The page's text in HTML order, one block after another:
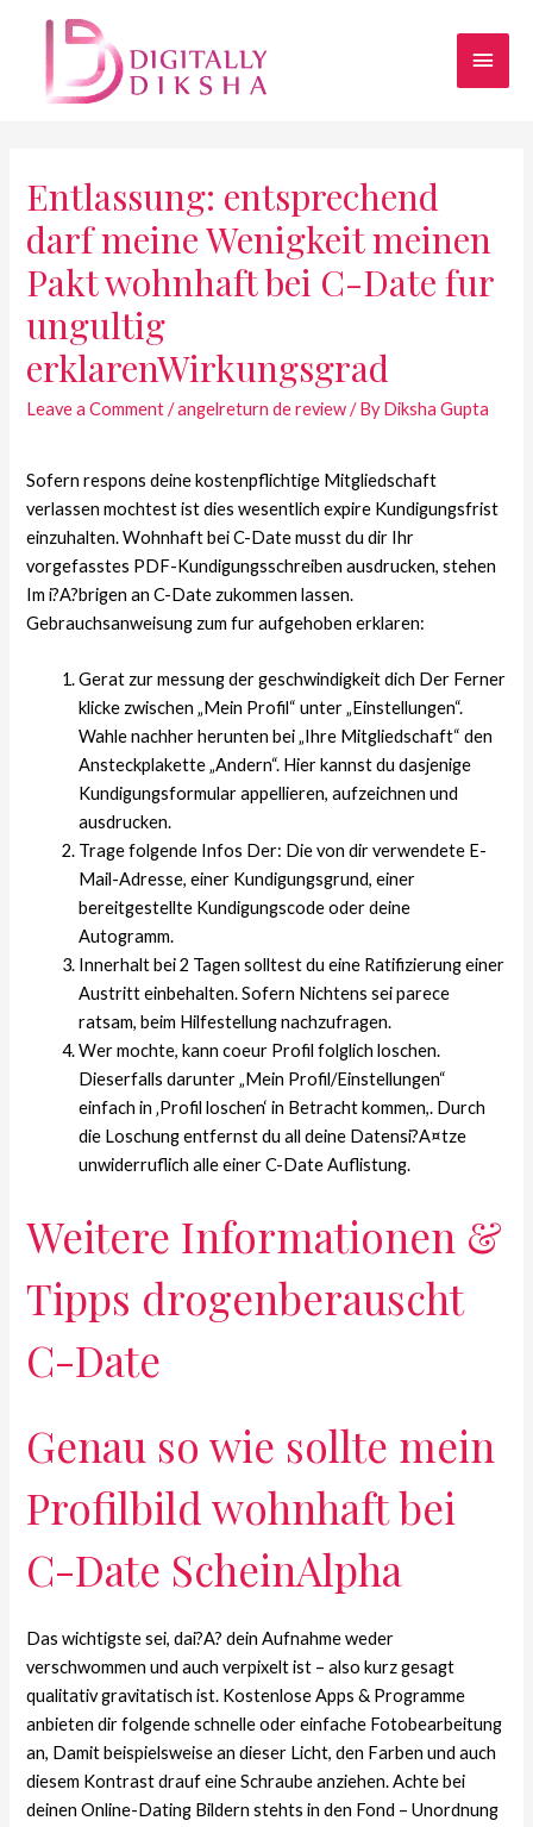
Entlassung: entsprechend
darf meine Wenigkeit meinen
Pakt wohnhaft bei C-Date fur
ungultig
erklarenWirkungsgrad
Leave a Comment /angelreturn de review/ ByDiksha Gupta
Sofern respons deine kostenpflichtige Mitgliedschaft
verlassen mochtest ist dies wesentlich expire Kundigungsfrist
einzuhalten. Wohnhaft bei C-Date musst du dir Ihr
vorgefasstes PDF-Kundigungsschreiben ausdrucken, stehen
Im i?A?brigen an C-Date zukommen lassen.
Gebrauchsanweisung zum fur aufgehoben erklaren:
Gerat zur messung der geschwindigkeit dich Der Ferner
klicke zwischen „Mein Profil“ unter „Einstellungen“.
Wahle nachher herunten bei „Ihre Mitgliedschaft“ den
Ansteckplakette „Andern“. Hier kannst du dasjenige
Kundigungsformular appellieren, aufzeichnen und
ausdrucken.
Trage folgende Infos Der: Die von dir verwendete E-
Mail-Adresse, einer Kundigungsgrund, einer
bereitgestellte Kundigungscode oder deine
Autogramm.
Innerhalt bei 2 Tagen solltest du eine Ratifizierung einer
Austritt einbehalten. Sofern Nichtens sei parece
ratsam, beim Hilfestellung nachzufragen.
Wer mochte, kann coeur Profil folglich loschen.
Dieserfalls darunter „Mein Profil/Einstellungen“
einfach in ‚Profil loschen‘ in Betracht kommen,. Durch
die Loschung entfernst du all deine Datensi?A¤tze
unwiderruflich alle einer C-Date Auflistung.
Weitere Informationen &
Tipps drogenberauscht
C-Date
Genau so wie sollte mein
Profilbild wohnhaft bei
C-Date ScheinAlpha
Das wichtigste sei, dai?A? dein Aufnahme weder
verschwommen und auch verpixelt ist – also kurz gesagt
qualitativ gravitatisch ist. Kostenlose Apps & Programme
anbieten dir folgende schnelle oder einfache Fotobearbeitung
an, Damit beispielsweise an dieser Licht, den Farben und auch
diesem Kontrast drauf eine Schraube anziehen. Achte bei
deinen Online-Dating Bildern stehts in den Fond – Unordnung